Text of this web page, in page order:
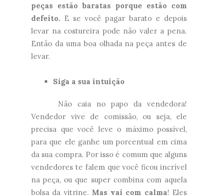
peças estão baratas porque estão com
defeito. E se você pagar barato e depois
levar na costureira pode não valer a pena.
Então da uma boa olhada na peça antes de
levar.
Siga a sua intuição
Não caia no papo da vendedora!
Vendedor vive de comissão, ou seja, ele
precisa que você leve o máximo possível,
para que ele ganhe um porcentual em cima
da sua compra. Por isso é comum que alguns
vendedores te falem que você ficou incrível
na peça, ou que super combina com aquela
bolsa da vitrine. Mas vai com calma! Eles